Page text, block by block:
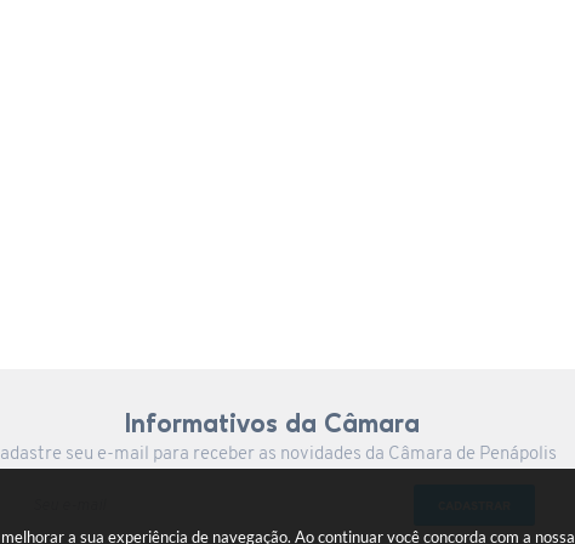
a sua experiência de navegação. Ao continuar você concorda com a nossa
Informativos da Câmara
seu e-mail para receber as novidades da Câmara de Penápolis